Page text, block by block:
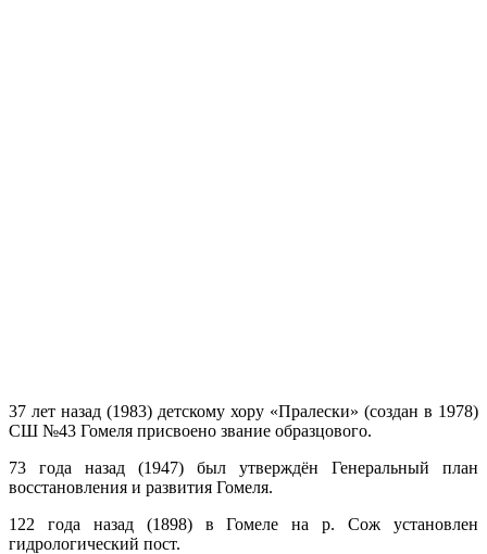
37 лет назад (1983) детскому хору «Пралески» (создан в 1978)
СШ №43 Гомеля присвоено звание образцового.
73 года назад (1947) был утверждён Генеральный план
восстановления и развития Гомеля.
122 года назад (1898) в Гомеле на р. Сож установлен
гидрологический пост.